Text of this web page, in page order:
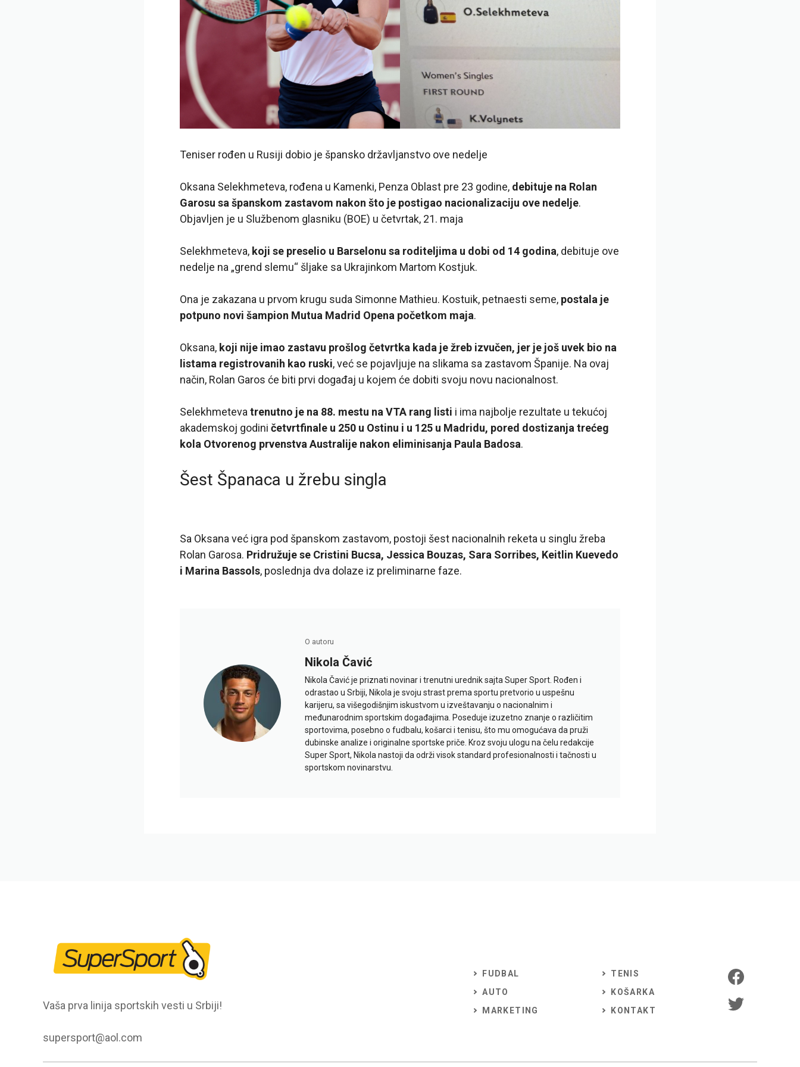
Teniser rođen u Rusiji dobio je špansko državljanstvo ove nedelje
Oksana Selekhmeteva, rođena u Kamenki, Penza Oblast pre 23 godine, debituje na Rolan
Garosu sa španskom zastavom nakon što je postigao nacionalizaciju ove nedelje.
Objavljen je u Službenom glasniku (BOE) u četvrtak, 21. maja
Selekhmeteva, koji se preselio u Barselonu sa roditeljima u dobi od 14 godina, debituje ove
nedelje na „grend slemu“ šljake sa Ukrajinkom Martom Kostjuk.
Ona je zakazana u prvom krugu suda Simonne Mathieu. Kostuik, petnaesti seme, postala je
potpuno novi šampion Mutua Madrid Opena početkom maja.
Oksana, koji nije imao zastavu prošlog četvrtka kada je žreb izvučen, jer je još uvek bio na
listama registrovanih kao ruski, već se pojavljuje na slikama sa zastavom Španije. Na ovaj
način, Rolan Garos će biti prvi događaj u kojem će dobiti svoju novu nacionalnost.
Selekhmeteva trenutno je na 88. mestu na VTA rang listi i ima najbolje rezultate u tekućoj
akademskoj godini četvrtfinale u 250 u Ostinu i u 125 u Madridu, pored dostizanja trećeg
kola Otvorenog prvenstva Australije nakon eliminisanja Paula Badosa.
Šest Španaca u žrebu singla
Sa Oksana već igra pod španskom zastavom, postoji šest nacionalnih reketa u singlu žreba
Rolan Garosa. Pridružuje se Cristini Bucsa, Jessica Bouzas, Sara Sorribes, Keitlin Kuevedo
i Marina Bassols, poslednja dva dolaze iz preliminarne faze.
O autoru
Nikola Čavić
Nikola Čavić je priznati novinar i trenutni urednik sajta Super Sport. Rođen i
odrastao u Srbiji, Nikola je svoju strast prema sportu pretvorio u uspešnu
karijeru, sa višegodišnjim iskustvom u izveštavanju o nacionalnim i
međunarodnim sportskim događajima. Poseduje izuzetno znanje o različitim
sportovima, posebno o fudbalu, košarci i tenisu, što mu omogućava da pruži
dubinske analize i originalne sportske priče. Kroz svoju ulogu na čelu redakcije
Super Sport, Nikola nastoji da održi visok standard profesionalnosti i tačnosti u
sportskom novinarstvu.
Vaša prva linija sportskih vesti u Srbiji!
supersport@aol.com
FUDBAL
AUTO
MARKETING
TENIS
KOŠARKA
KONTAKT